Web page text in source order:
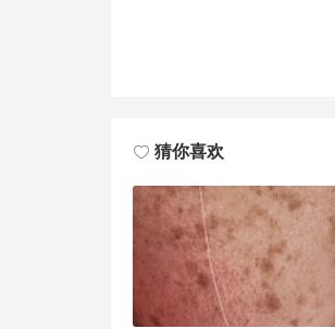
猜你喜欢